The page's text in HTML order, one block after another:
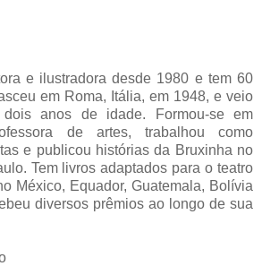
e ilustradora desde 1980 e tem 60
em Roma, Itália, em 1948, e veio
anos de idade. Formou-se em
de artes, trabalhou como
e publicou histórias da Bruxinha no
Tem livros adaptados para o teatro
México, Equador, Guatemala, Bolívia
diversos prêmios ao longo de sua